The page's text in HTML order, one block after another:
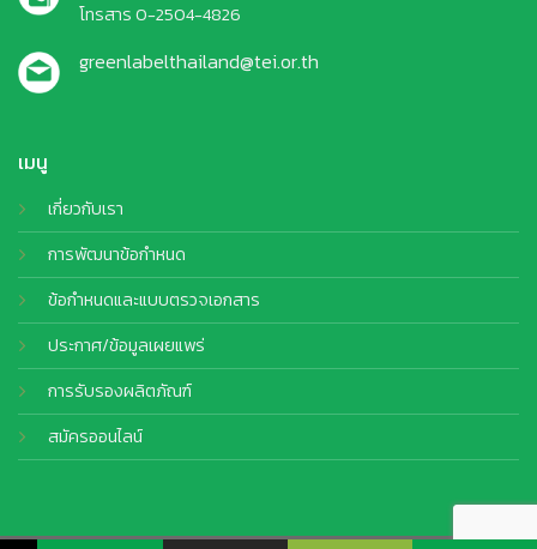
เมนู
เกี่ยวกับเรา
การพัฒนาข้อกำหนด
ข้อกำหนดและแบบตรวจเอกสาร
ประกาศ/ข้อมูลเผยแพร่
การรับรองผลิตภัณฑ์
สมัครออนไลน์
โทรสาร 0-2504-4826
greenlabelthailand@tei.or.th